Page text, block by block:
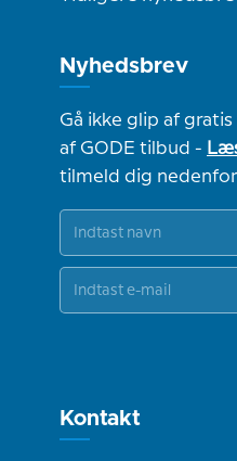
Nyhedsbrev
Gå ikke glip af
af GODE tilbud -
tilmeld dig
Kontakt